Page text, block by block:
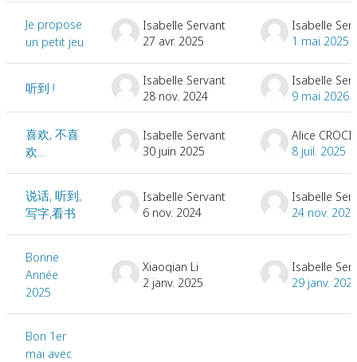
Je propose
un petit jeu
Isabelle Servant
27 avr. 2025
Isabelle
1 mai 2025
听到 !
Isabelle Servant
28 nov. 2024
Isabelle
9 mai 2026
喜欢, 不喜
欢...
Isabelle Servant
30 juin 2025
8 juil. 2025
说话, 听到,
写字,看书
Isabelle Servant
6 nov. 2024
Isabelle
24 nov. 2024
Bonne
Année
2025
Xiaoqian Li
2 janv. 2025
Isabelle
29 janv.
Bon 1er
mai avec